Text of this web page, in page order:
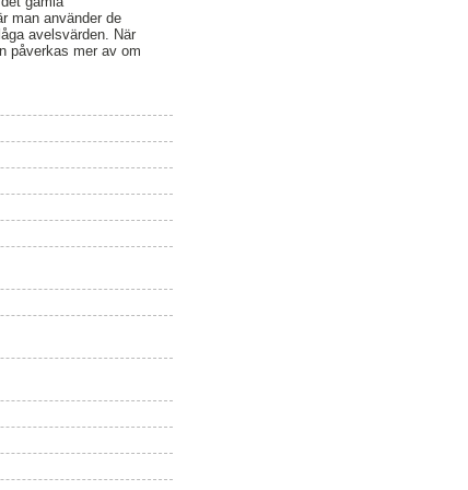
man använder de
avelsvärden. När
påverkas mer av om